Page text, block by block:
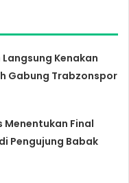
Kenakan
Gabung Trabzonspor
Menentukan Final
Pengujung Babak